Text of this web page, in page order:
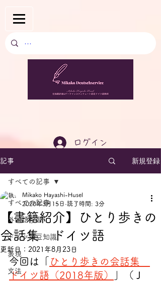
ログイン
記事 新規登録
すべての記事
外国語学習
ドイツ語豆知識
表現
文法
すべての記事
【書籍紹介】ひとり歩きの
会話集 ドイツ語
Mikako Hayashi-Husel
2020年3月15日 読了時間: 3分
更新日： 2021年8月23日
今回は「
ひとり歩きの会話集
ドイツ語（2018年版）
」（Ｊ